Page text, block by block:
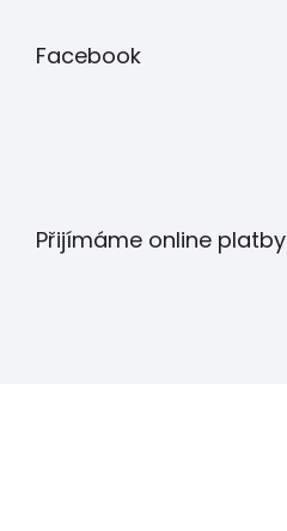
Facebook
Přijímáme online platby